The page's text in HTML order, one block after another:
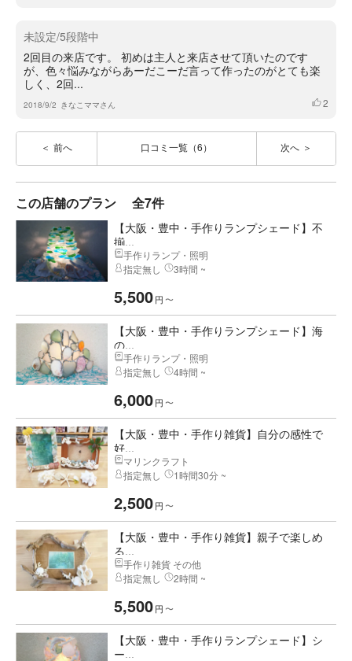
未設定/5段階中
2回目の来店です。 初めは主人と来店させて頂いたのです
が、色々悩みながらあーだこーだ言って作ったのがとても楽
しく、2回...
2018/9/2 きなこママさん いいね
2
前へ 口コミ一覧（6） 次へ
この店舗のプラン 全7件
【大阪・豊中・手作りランプシェード】不
揃...
手作りランプ・照明
指定無し
3時間 ~
5,500円 〜
【大阪・豊中・手作りランプシェード】海
の...
手作りランプ・照明
指定無し
4時間 ~
6,000円 〜
【大阪・豊中・手作り雑貨】自分の感性で
好...
マリンクラフト
指定無し
1時間30分 ~
2,500円 〜
【大阪・豊中・手作り雑貨】親子で楽しめ
る...
手作り雑貨 その他
指定無し
2時間 ~
5,500円 〜
【大阪・豊中・手作りランプシェード】シ
ー...